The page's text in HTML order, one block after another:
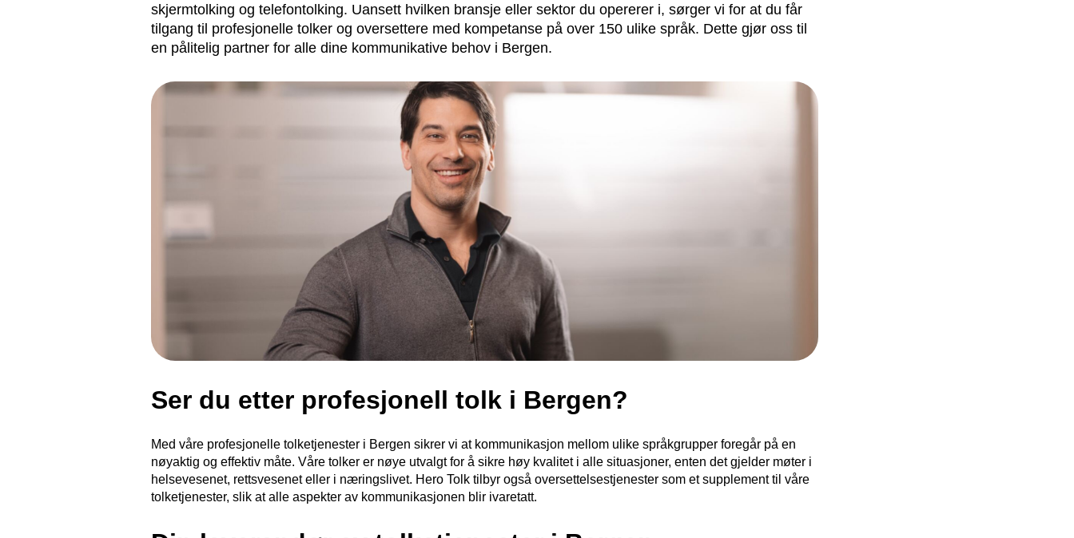
skjermtolking og telefontolking. Uansett hvilken bransje eller sektor du opererer i, sørger vi for at du får
tilgang til profesjonelle tolker og oversettere med kompetanse på over 150 ulike språk. Dette gjør oss til
en pålitelig partner for alle dine kommunikative behov i Bergen.
Ser du etter profesjonell tolk i Bergen?
Med våre profesjonelle tolketjenester i Bergen sikrer vi at kommunikasjon mellom ulike språkgrupper foregår på en
nøyaktig og effektiv måte. Våre tolker er nøye utvalgt for å sikre høy kvalitet i alle situasjoner, enten det gjelder møter i
helsevesenet, rettsvesenet eller i næringslivet. Hero Tolk tilbyr også oversettelsestjenester som et supplement til våre
tolketjenester, slik at alle aspekter av kommunikasjonen blir ivaretatt.